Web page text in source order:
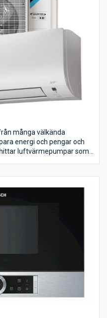
stor volym kylskåpet ska ha.
många välkända
energi och pengar och
luftvärmepumpar som
och avfukta luften.
enligt lag installeras av